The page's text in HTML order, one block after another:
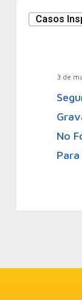
Casos
3 de
No